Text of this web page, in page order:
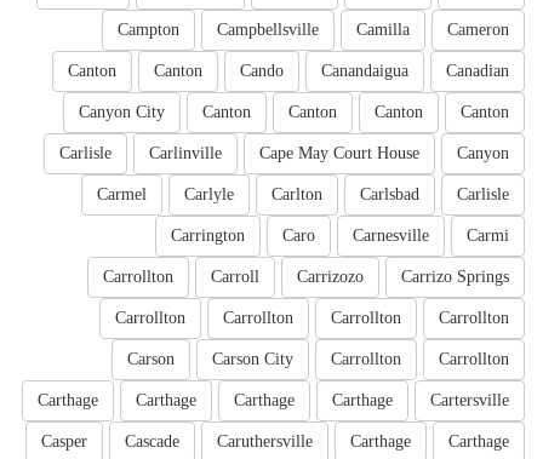
Cameron
Camilla
Campbellsville
Campton
Canadian
Canandaigua
Cando
Canton
Canton
Canton
Canton
Canton
Canton
Canyon City
Canyon
Cape May Court House
Carlinville
Carlisle
Carlisle
Carlsbad
Carlton
Carlyle
Carmel
Carmi
Carnesville
Caro
Carrington
Carrizo Springs
Carrizozo
Carroll
Carrollton
Carrollton
Carrollton
Carrollton
Carrollton
Carrollton
Carrollton
Carson City
Carson
Cartersville
Carthage
Carthage
Carthage
Carthage
Carthage
Carthage
Caruthersville
Cascade
Casper